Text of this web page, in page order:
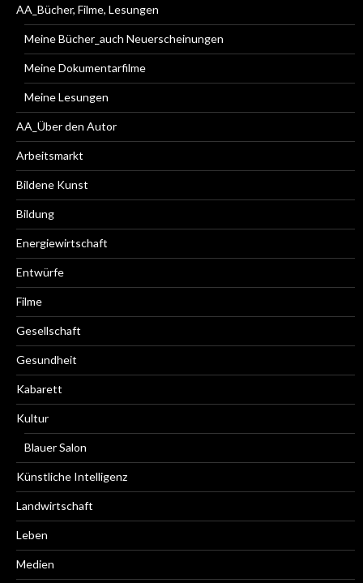
AA_Bücher, Filme, Lesungen
Meine Bücher_auch Neuerscheinungen
Meine Dokumentarfilme
Meine Lesungen
AA_Über den Autor
Arbeitsmarkt
Bildene Kunst
Bildung
Energiewirtschaft
Entwürfe
Filme
Gesellschaft
Gesundheit
Kabarett
Kultur
Blauer Salon
Künstliche Intelligenz
Landwirtschaft
Leben
Medien